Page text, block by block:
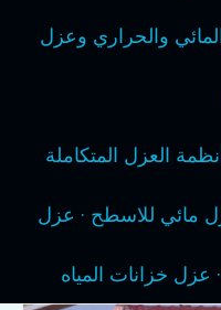
والحراري وعزل
أنظمة العزل المتكاملة
مائي للاسطح · عزل
عزل خزانات المياه